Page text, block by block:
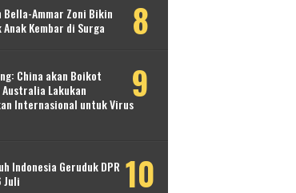
Ammar Zoni Bikin
Kembar di Surga
China akan Boikot
Lakukan
Internasional untuk Virus
Indonesia Geruduk DPR
Juli